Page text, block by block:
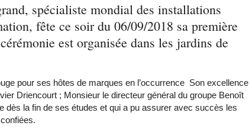
spécialiste mondial des installations
fête ce soir du 06/09/2018 sa première
est organisée dans les jardins de
pour ses hôtes de marques en l’occurrence Son excellence
Driencourt ; Monsieur le directeur général du groupe Benoît
dès la fin de ses études et qui a pu assurer avec succès les